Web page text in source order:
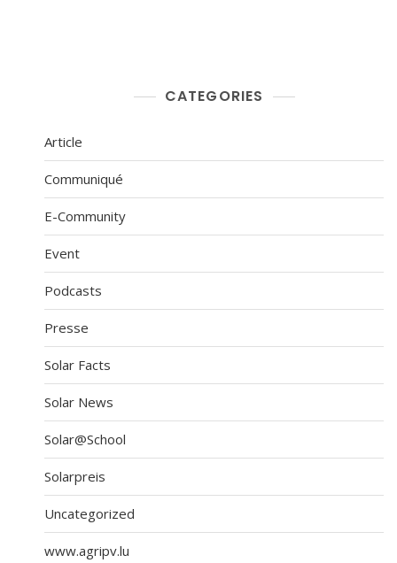
CATEGORIES
Article
Communiqué
E-Community
Event
Podcasts
Presse
Solar Facts
Solar News
Solar@School
Solarpreis
Uncategorized
www.agripv.lu